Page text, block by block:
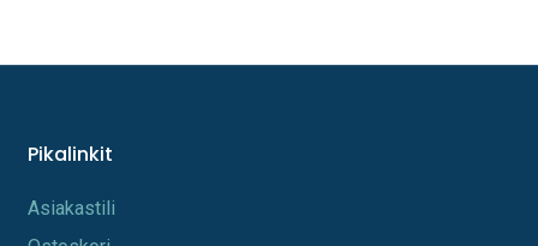
Pikalinkit
A​s​iakastili